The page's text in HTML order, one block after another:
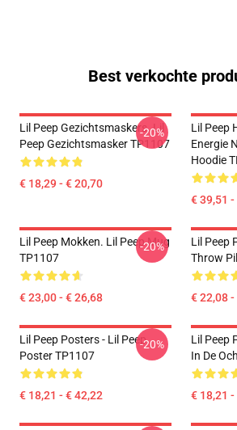
Best verkochte
Lil Peep Gezichtsmaskers. Lil
Peep Gezichtsmasker TP1107
€ 18,29 - € 20,70
-20%
Lil Peep
Energie
Hoodie
€ 39,51
Lil Peep Mokken. Lil Peep Mug
TP1107
€ 23,00 - € 26,68
-20%
Lil Peep
Throw
€ 22,08
Lil Peep Posters - Lil Peep
Poster TP1107
€ 18,21 - € 42,22
-20%
Lil Peep
In De
€ 18,21